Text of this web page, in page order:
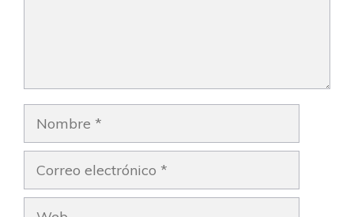
Nombre
Correo
electrónico
Web